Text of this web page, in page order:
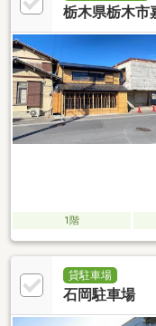
栃木県栃木市
1階
貸駐車場
石岡駐車場